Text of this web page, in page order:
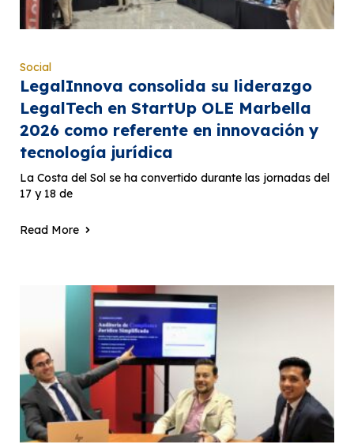
Social
LegalInnova consolida su liderazgo
LegalTech en StartUp OLE Marbella
2026 como referente en innovación y
tecnología jurídica
La Costa del Sol se ha convertido durante las jornadas del
17 y 18 de
Read More